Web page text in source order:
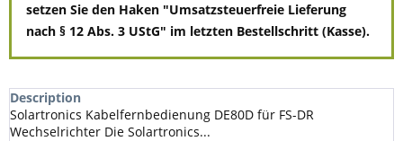
setzen Sie den Haken "Umsatzsteuerfreie Lieferung
nach § 12 Abs. 3 UStG" im letzten Bestellschritt (Kasse).
Description
Solartronics Kabelfernbedienung DE80D für FS-DR
Wechselrichter Die Solartronics...